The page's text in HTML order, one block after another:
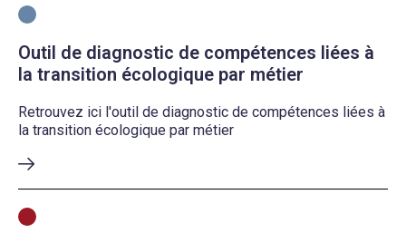
Outil de diagnostic de compétences liées à
la transition écologique par métier
Retrouvez ici l'outil de diagnostic de compétences liées à
la transition écologique par métier